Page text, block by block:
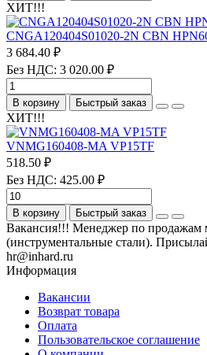
ХИТ!!!
CNGA120404S01020-2N CBN
3 684.40 ₽
Без НДС: 3 020.00 ₽
В корзину Быстрый заказ
ХИТ!!!
VNMG160408-MA VP15TF
518.50 ₽
Без НДС: 425.00 ₽
В корзину Быстрый заказ
Вакансия!!! Менеджер по продажам
(инструментальные стали).
hr@inhard.ru
Информация
Вакансии
Возврат товара
Оплата
Пользовательское соглашение